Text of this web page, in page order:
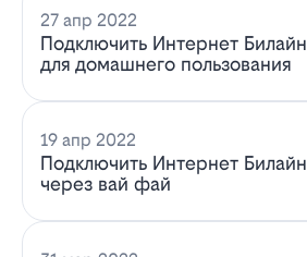
27 апр 2022
Подключить Интернет Билайн
для домашнего пользования
19 апр 2022
Подключить Интернет Билайн
через вай фай